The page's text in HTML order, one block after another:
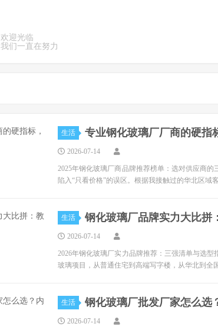
欢迎光临
我们一直在努力
生活 专业钢化玻璃厂厂商的硬指
2026-07-14
2025年钢化玻璃厂商品牌推荐榜单：选对供应商
陷入“只看价格”的误区。根据我接触过的华北区域
生活 钢化玻璃厂品牌实力大比拼
2026-07-14
2026年钢化玻璃厂实力品牌推荐：三强清单与选
玻璃项目，从普通住宅到高端写字楼，从华北到全
生活 钢化玻璃厂批发厂家怎么选
2026-07-14